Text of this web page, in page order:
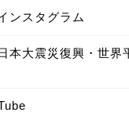
ンスタグラム
本大震災復興・世界